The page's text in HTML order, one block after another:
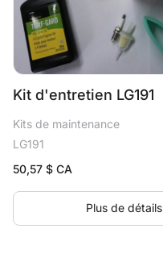
Kit d'entretien LG191
Kits de maintenance
LG191
50,57 $ CA
Plus de détails